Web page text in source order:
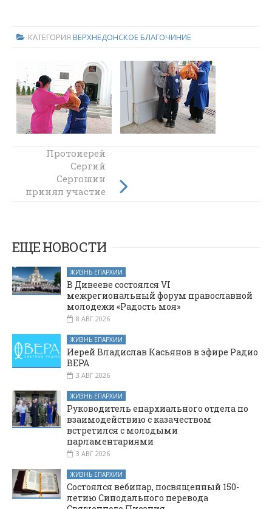
КАТЕГОРИЯ ВЕРХНЕДОНСКОЕ БЛАГОЧИНИЕ
Благочинный
Верхнедонского
округа иерей
Роман Митяшин
православной
книги
Протоиерей
Сергий
Сергошин
принял участие
ЕЩЕ НОВОСТИ
ЖИЗНЬ ЕПАРХИИ
В Дивееве состоялся VI
межрегиональный форум православной
молодежи «Радость моя»
8 АВГ 2026
ЖИЗНЬ ЕПАРХИИ
Иерей Владислав Касьянов в эфире Радио
ВЕРА
3 АВГ 2026
ЖИЗНЬ ЕПАРХИИ
Руководитель епархиального отдела по
взаимодействию с казачеством
встретился с молодыми
парламентариями
3 АВГ 2026
ЖИЗНЬ ЕПАРХИИ
Состоялся вебинар, посвященный 150-
летию Синодального перевода